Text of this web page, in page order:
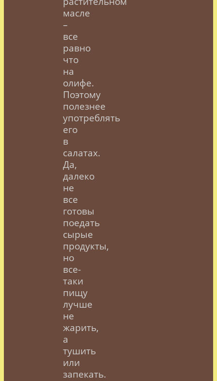
масле
–
все
равно
что
на
олифе.
Поэтому
полезнее
употреблять
его
в
салатах.
Да,
далеко
не
все
готовы
поедать
сырые
продукты,
но
все-
таки
пищу
лучше
не
жарить,
а
тушить
или
запекать.